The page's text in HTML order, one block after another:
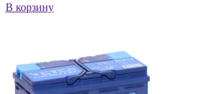
В корзину